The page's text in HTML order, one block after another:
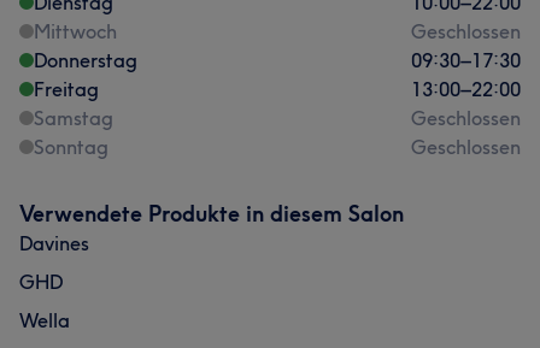
Mittwoch
Geschlossen
Donnerstag
09:30–17:30
Freitag
13:00–22:00
Samstag
Geschlossen
Sonntag
Geschlossen
Verwendete Produkte in diesem Salon
Davines
GHD
Wella